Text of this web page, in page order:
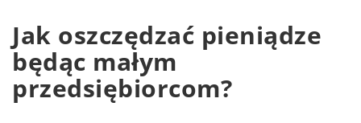
Jak oszczędzać pieniądze
będąc małym
przedsiębiorcom?